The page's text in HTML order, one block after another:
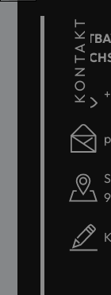
KONTAKT